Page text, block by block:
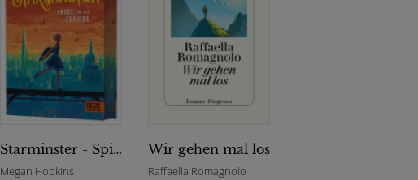
Starminster - Spiel um die Flügel
Megan Hopkins
Wir gehen mal los
Raffaella Romagnolo